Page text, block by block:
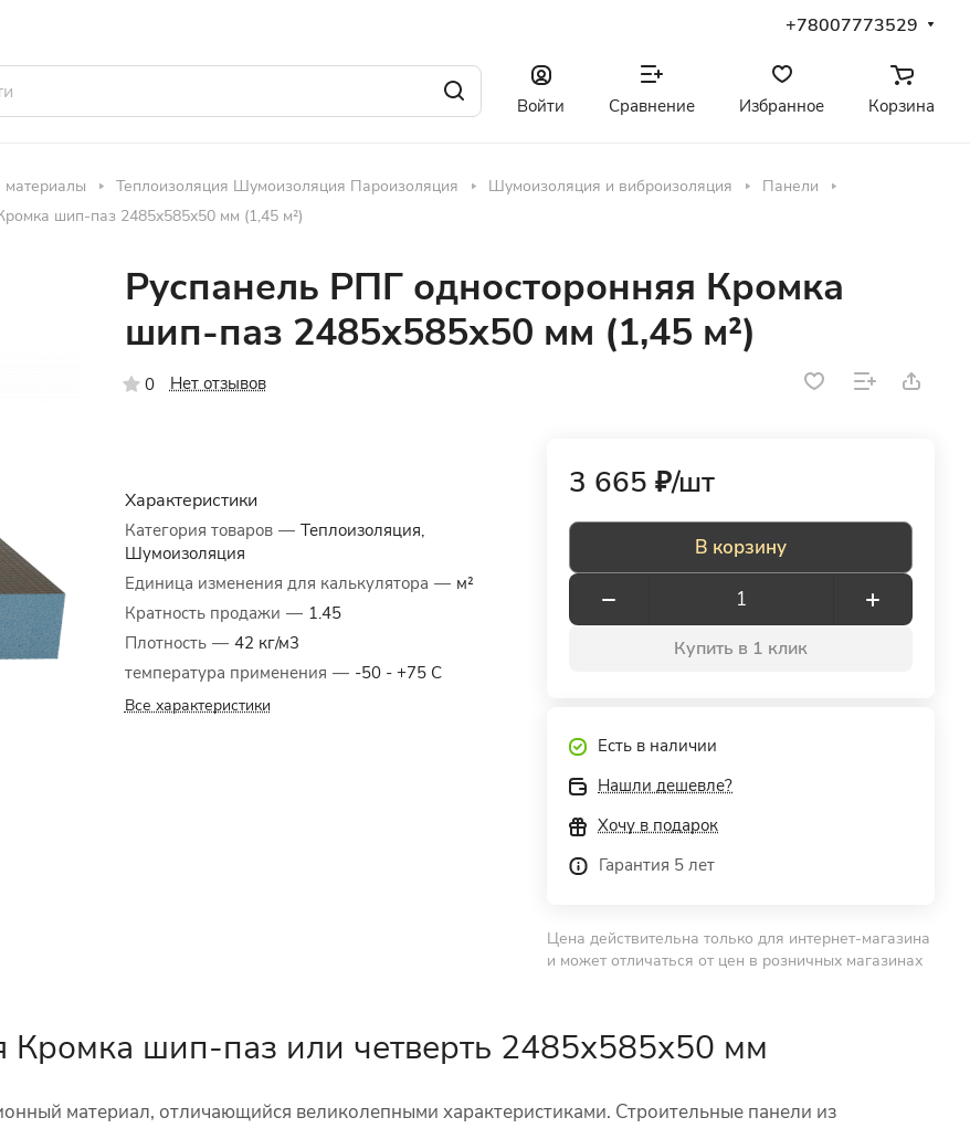
+78007773529
Войти Сравнение Избранное Корзина
материалы Теплоизоляция Шумоизоляция Пароизоляция Шумоизоляция и виброизоляция
Панели
шип-паз 2485х585х50 мм (1,45 м²)
Руспанель РПГ односторонняя Кромка
шип-паз 2485х585х50 мм (1,45 м²)
0 Нет отзывов
Характеристики
Категория товаров — Теплоизоляция,
Шумоизоляция
Единица изменения для калькулятора — м²
Кратность продажи — 1.45
Плотность — 42 кг/м3
температура применения — -50 - +75 C
Все характеристики
3 665 ₽/шт
В корзину
Купить в 1 клик
Есть в наличии
Нашли дешевле?
Хочу в подарок
Гарантия 5 лет
Цена действительна только для интернет-магазина
и может отличаться от цен в розничных магазинах
Кромка шип-паз или четверть 2485х585х50 мм
материал, отличающийся великолепными характеристиками. Строительные панели из